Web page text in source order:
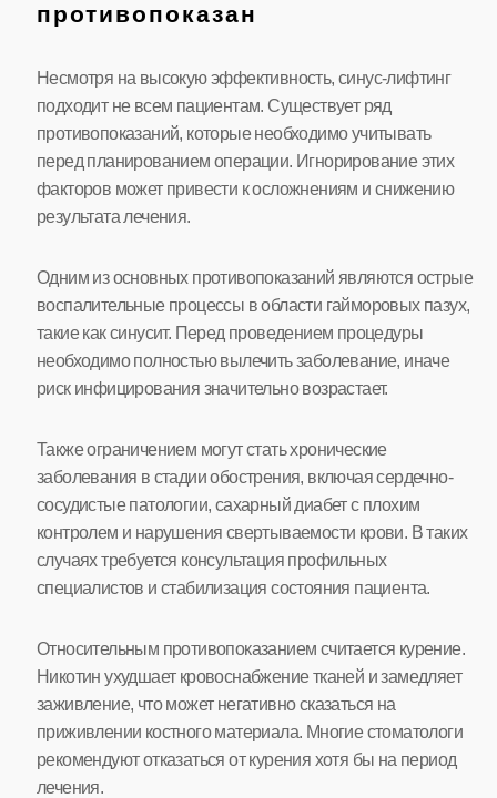
противопоказан
Несмотря на высокую эффективность, синус-лифтинг
подходит не всем пациентам. Существует ряд
противопоказаний, которые необходимо учитывать
перед планированием операции. Игнорирование этих
факторов может привести к осложнениям и снижению
результата лечения.
Одним из основных противопоказаний являются острые
воспалительные процессы в области гайморовых пазух,
такие как синусит. Перед проведением процедуры
необходимо полностью вылечить заболевание, иначе
риск инфицирования значительно возрастает.
Также ограничением могут стать хронические
заболевания в стадии обострения, включая сердечно-
сосудистые патологии, сахарный диабет с плохим
контролем и нарушения свертываемости крови. В таких
случаях требуется консультация профильных
специалистов и стабилизация состояния пациента.
Относительным противопоказанием считается курение.
Никотин ухудшает кровоснабжение тканей и замедляет
заживление, что может негативно сказаться на
приживлении костного материала. Многие стоматологи
рекомендуют отказаться от курения хотя бы на период
лечения.